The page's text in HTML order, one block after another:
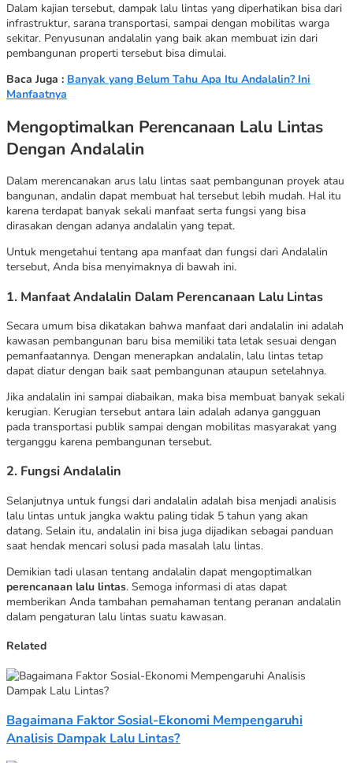
Dalam kajian tersebut, dampak lalu lintas yang diperhatikan bisa dari
infrastruktur, sarana transportasi, sampai dengan mobilitas warga
sekitar. Penyusunan andalalin yang baik akan membuat izin dari
pembangunan properti tersebut bisa dimulai.
Baca Juga : Banyak yang Belum Tahu Apa Itu Andalalin? Ini
Manfaatnya
Mengoptimalkan Perencanaan Lalu Lintas
Dengan Andalalin
Dalam merencanakan arus lalu lintas saat pembangunan proyek atau
bangunan, andalin dapat membuat hal tersebut lebih mudah. Hal itu
karena terdapat banyak sekali manfaat serta fungsi yang bisa
dirasakan dengan adanya andalalin yang tepat.
Untuk mengetahui tentang apa manfaat dan fungsi dari Andalalin
tersebut, Anda bisa menyimaknya di bawah ini.
1. Manfaat Andalalin Dalam Perencanaan Lalu Lintas
Secara umum bisa dikatakan bahwa manfaat dari andalalin ini adalah
kawasan pembangunan baru bisa memiliki tata letak sesuai dengan
pemanfaatannya. Dengan menerapkan andalalin, lalu lintas tetap
dapat diatur dengan baik saat pembangunan ataupun setelahnya.
Jika andalalin ini sampai diabaikan, maka bisa membuat banyak sekali
kerugian. Kerugian tersebut antara lain adalah adanya gangguan
pada transportasi publik sampai dengan mobilitas masyarakat yang
terganggu karena pembangunan tersebut.
2. Fungsi Andalalin
Selanjutnya untuk fungsi dari andalalin adalah bisa menjadi analisis
lalu lintas untuk jangka waktu paling tidak 5 tahun yang akan
datang. Selain itu, andalalin ini bisa juga dijadikan sebagai panduan
saat hendak mencari solusi pada masalah lalu lintas.
Demikian tadi ulasan tentang andalalin dapat mengoptimalkan
perencanaan lalu lintas. Semoga informasi di atas dapat
memberikan Anda tambahan pemahaman tentang peranan andalalin
dalam pengaturan lalu lintas suatu kawasan.
Related
Bagaimana Faktor Sosial-Ekonomi Mempengaruhi
Analisis Dampak Lalu Lintas?